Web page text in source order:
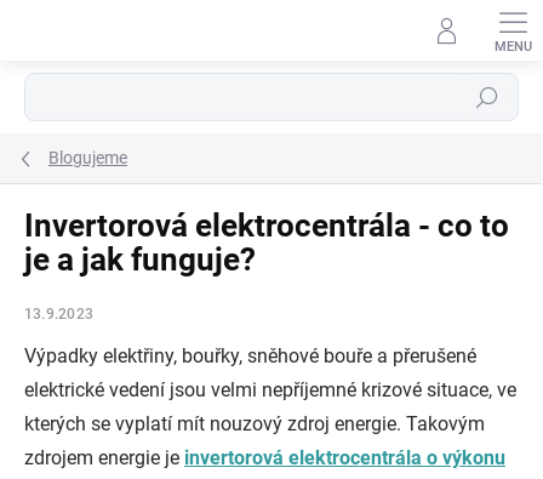
Hledat
Blogujeme
Invertorová elektrocentrála - co to
je a jak funguje?
13.9.2023
Výpadky elektřiny, bouřky, sněhové bouře a přerušené
elektrické vedení jsou velmi nepříjemné krizové situace, ve
kterých se vyplatí mít nouzový zdroj energie. Takovým
zdrojem energie je invertorová elektrocentrála o výkonu